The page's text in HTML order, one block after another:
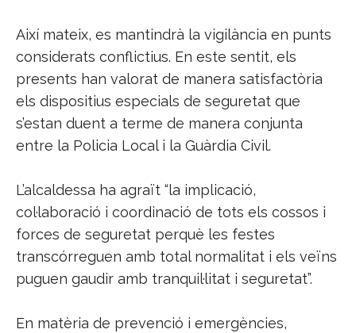
Així mateix, es mantindrà la vigilància en punts
considerats conflictius. En este sentit, els
presents han valorat de manera satisfactòria
els dispositius especials de seguretat que
s’estan duent a terme de manera conjunta
entre la Policia Local i la Guàrdia Civil.
L’alcaldessa ha agraït “la implicació,
col·laboració i coordinació de tots els cossos i
forces de seguretat perquè les festes
transcórreguen amb total normalitat i els veïns
puguen gaudir amb tranquil·litat i seguretat”.
En matèria de prevenció i emergències,